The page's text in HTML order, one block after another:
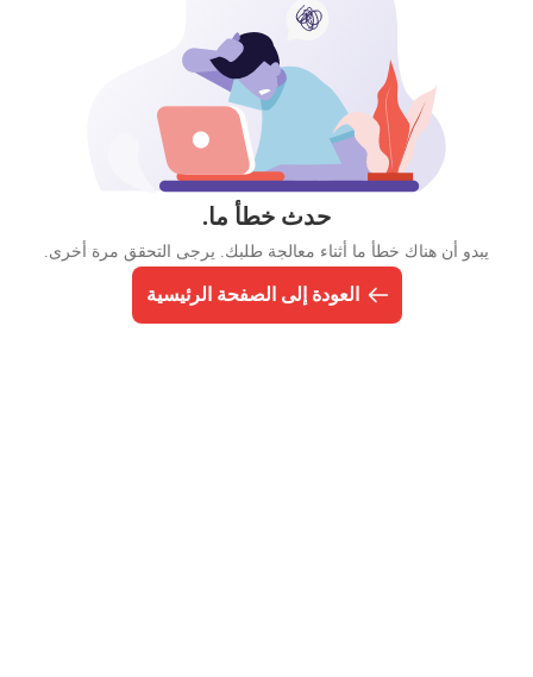
حدث خطأ ما.
يبدو أن هناك خطأ ما أثناء معالجة طلبك. يرجى التحقق مرة أخرى.
العودة إلى الصفحة الرئيسية